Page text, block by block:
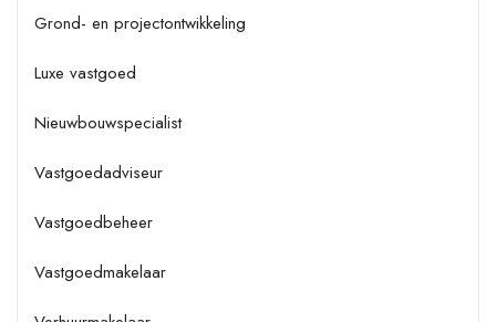
Grond- en projectontwikkeling
Luxe vastgoed
Nieuwbouwspecialist
Vastgoedadviseur
Vastgoedbeheer
Vastgoedmakelaar